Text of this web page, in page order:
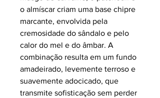
o almíscar criam uma base chipre
marcante, envolvida pela
cremosidade do sândalo e pelo
calor do mel e do âmbar. A
combinação resulta em um fundo
amadeirado, levemente terroso e
suavemente adocicado, que
transmite sofisticação sem perder